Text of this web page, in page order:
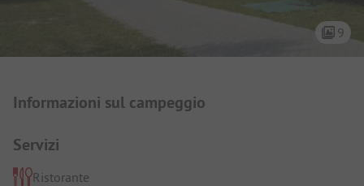
9
Informazioni sul campeggio
Servizi
Ristorante